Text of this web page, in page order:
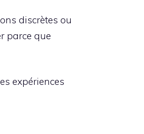
discrètes ou
parce que
expériences